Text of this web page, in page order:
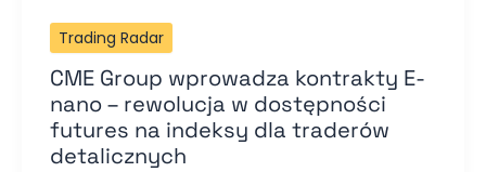
Trading Radar
CME Group wprowadza kontrakty E-
nano – rewolucja w dostępności
futures na indeksy dla traderów
detalicznych